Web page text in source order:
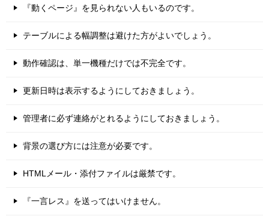
『動くページ』を見られない人もいるのです。
テーブルによる幅調整は避けた方がよいでしょう。
動作確認は、単一機種だけでは不完全です。
更新日時は表示するようにしておきましょう。
管理者に必ず連絡がとれるようにしておきましょう。
背景の選び方には注意が必要です。
HTMLメール・添付ファイルは厳禁です。
『一言レス』を送ってはいけません。